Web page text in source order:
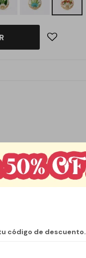
código de descuento.
y
lo